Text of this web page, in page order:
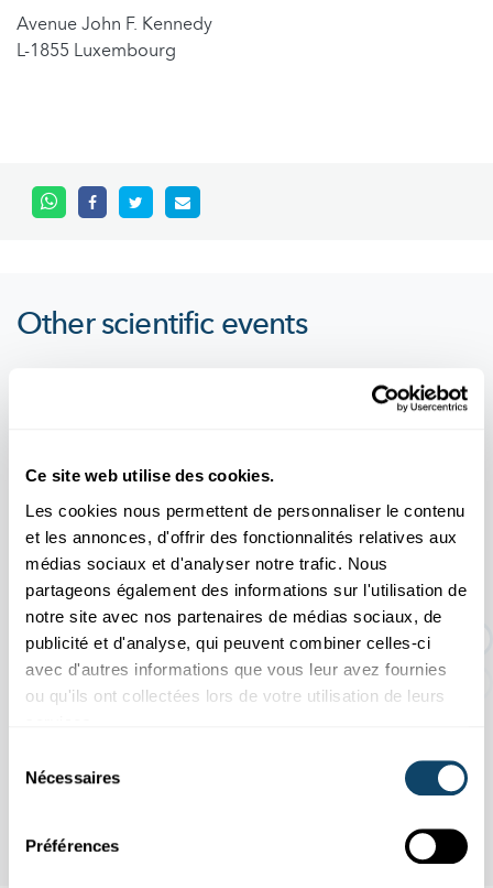
Ce site web utilise des cookies.
Les cookies nous permettent de personnaliser le contenu
et les annonces, d'offrir des fonctionnalités relatives aux
médias sociaux et d'analyser notre trafic. Nous
partageons également des informations sur l'utilisation de
notre site avec nos partenaires de médias sociaux, de
publicité et d'analyse, qui peuvent combiner celles-ci
avec d'autres informations que vous leur avez fournies
ou qu'ils ont collectées lors de votre utilisation de leurs
Nécessaires
Préférences
Avenue John F. Kennedy
L-1855 Luxembourg
Other scientific events
11.04
2026
/
31.10
EXPO TEMPORAIRE : Une histoire d'or
dur